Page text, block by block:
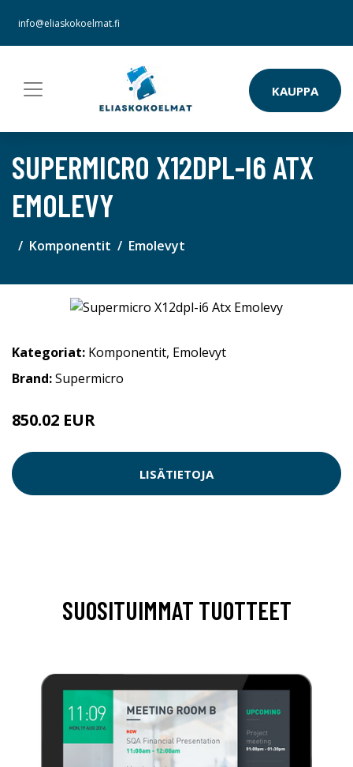
info@eliaskokoelmat.fi
KAUPPA
SUPERMICRO X12DPL-I6 ATX
EMOLEVY
Komponentit Emolevyt
Kategoriat: Komponentit, Emolevyt
Brand:Supermicro
850.02 EUR
LISÄTIETOJA
SUOSITUIMMAT TUOTTEET